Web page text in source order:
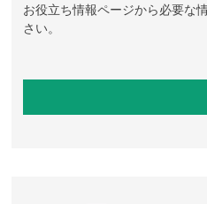
お役立ち情報ページから必要な
さい。